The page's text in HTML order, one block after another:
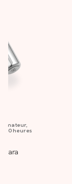
10 heures